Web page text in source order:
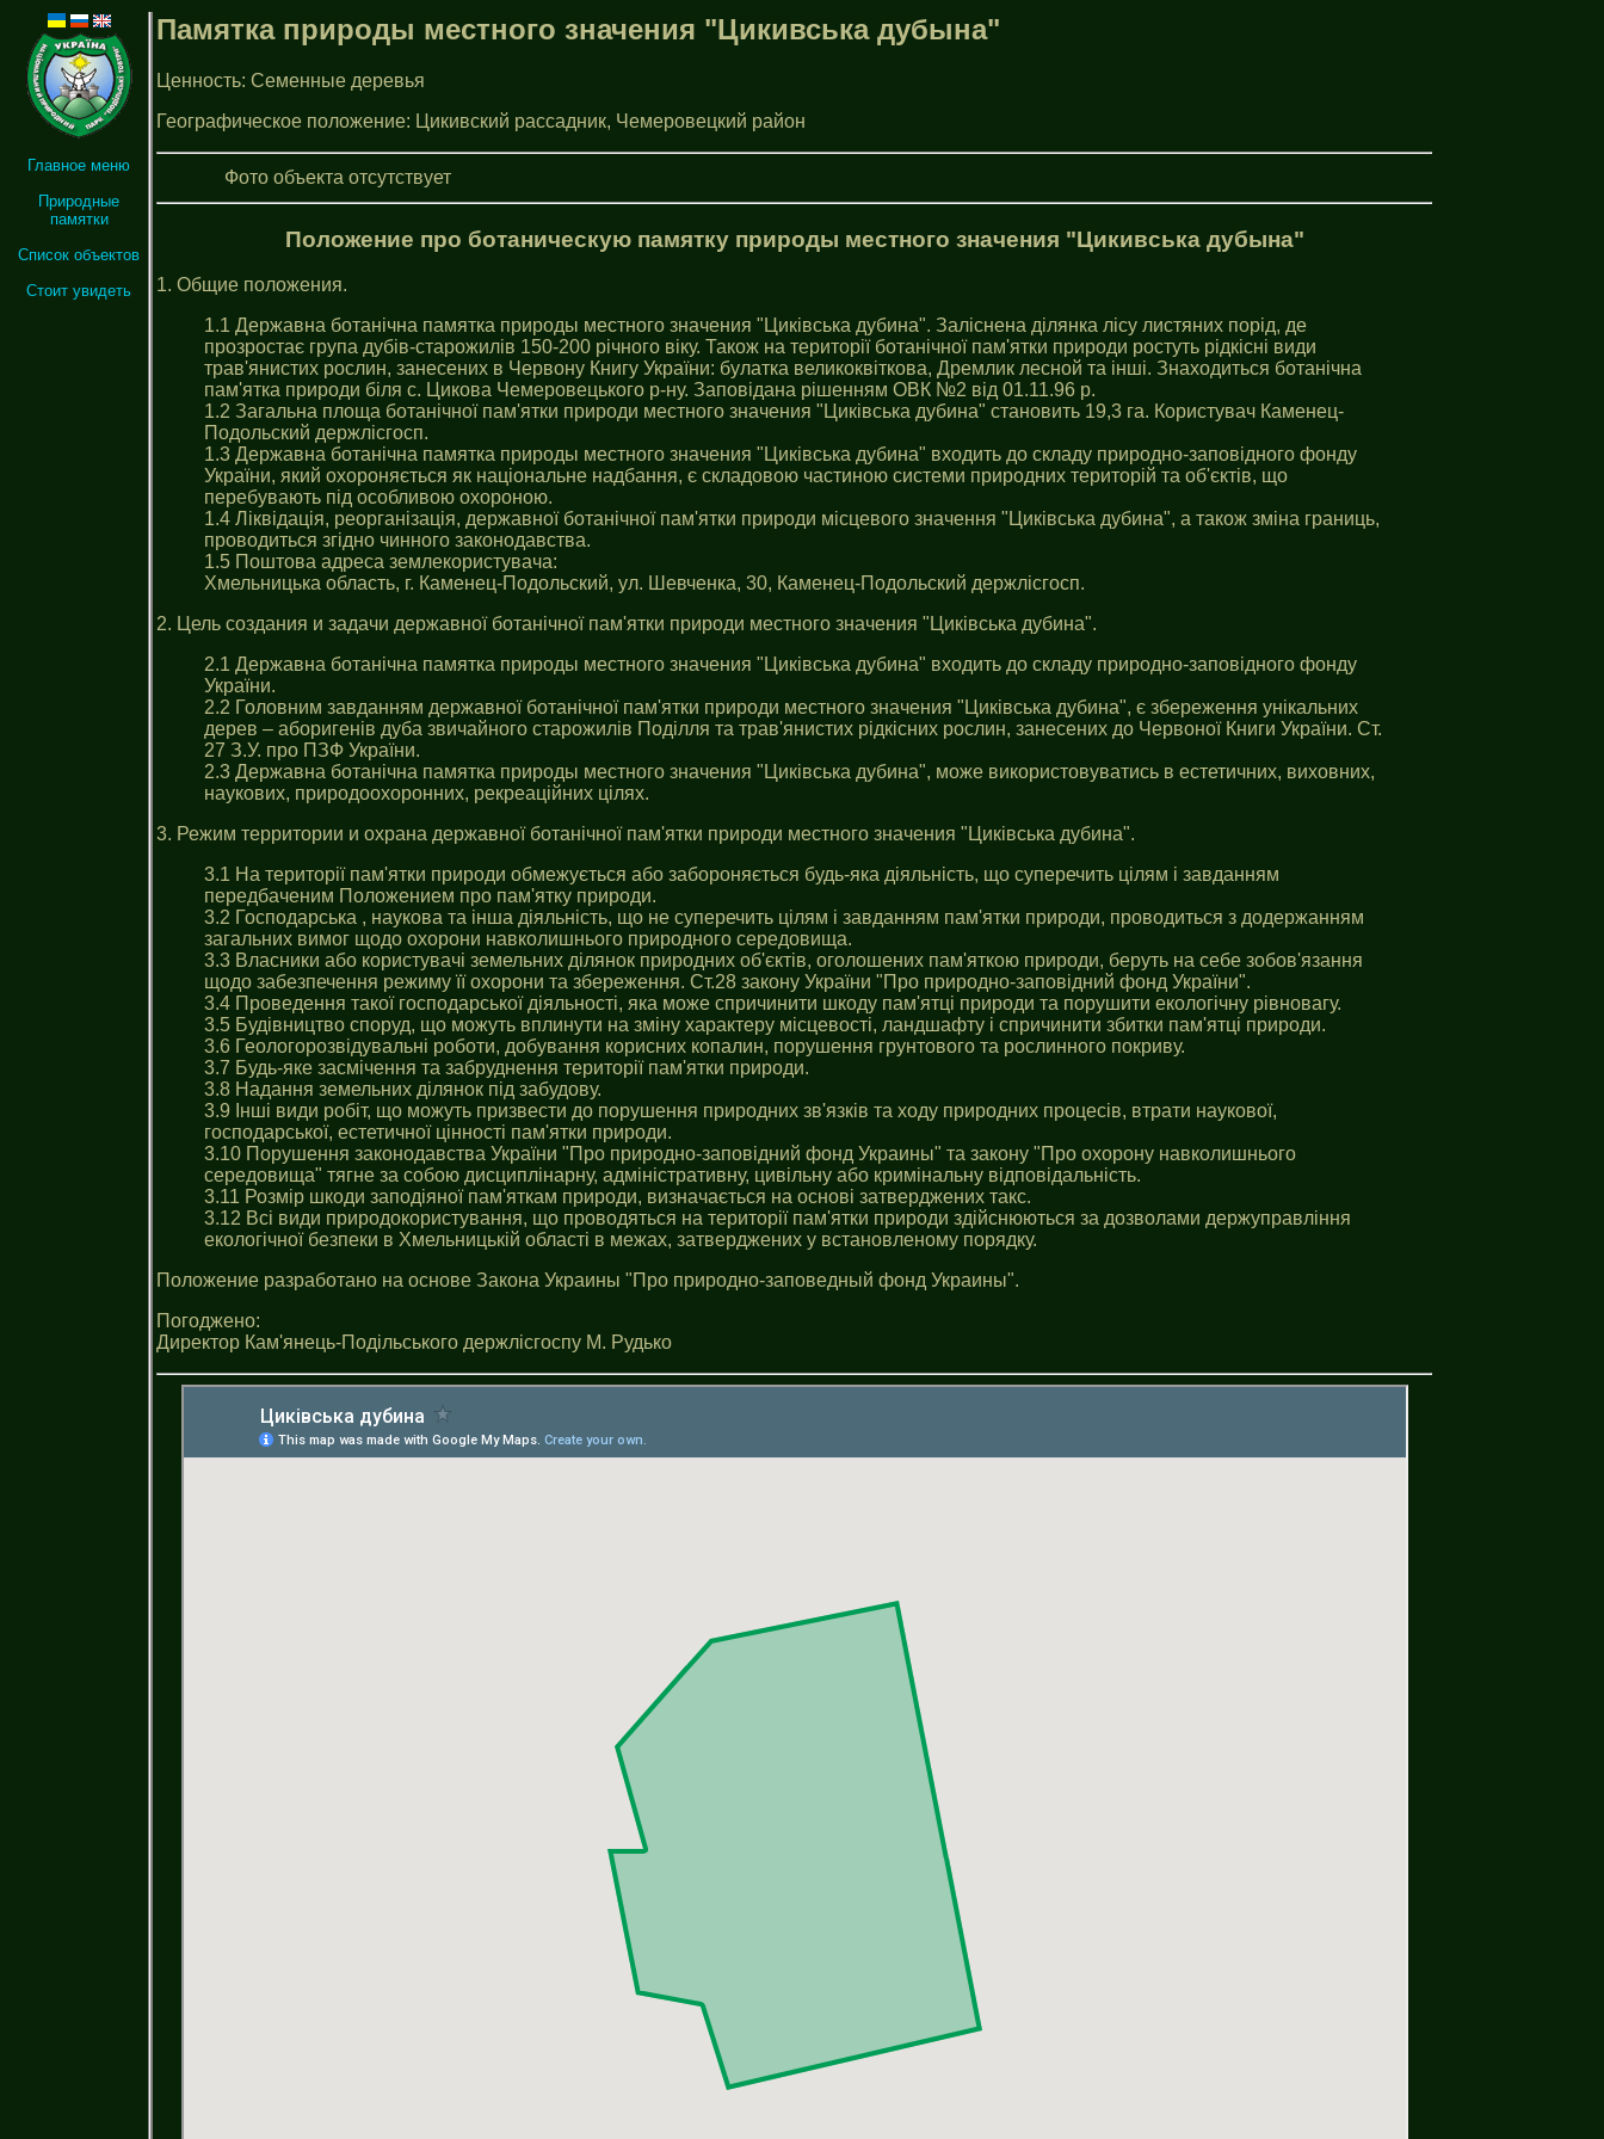
Главное меню
Природные
памятки
Список объектов
Стоит увидеть
Памятка природы местного значения "Цикивська дубына"
Ценность: Семенные деревья
Географическое положение: Цикивский рассадник, Чемеровецкий район
Фото объекта отсутствует
Положение про ботаническую памятку природы местного значения "Цикивська дубына"
1. Общие положения.
1.1 Державна ботанічна памятка природы местного значения "Цикiвська дубина". Залiснена ділянка лісу листяних порід, де
прозростає група дубiв-старожилiв 150-200 річного віку. Також на території ботанічної пам'ятки природи ростуть рідкісні види
трав'янистих рослин, занесених в Червону Книгу України: булатка великоквіткова, Дремлик лесной та інші. Знаходиться ботанічна
пам'ятка природи біля с. Цикова Чемеровецького р-ну. Заповідана рішенням ОВК №2 від 01.11.96 р.
1.2 Загальна площа ботанічної пам'ятки природи местного значения "Цикiвська дубина" становить 19,3 га. Користувач Каменец-
Подольский держлісгосп.
1.3 Державна ботанічна памятка природы местного значения "Цикiвська дубина" входить до складу природно-заповiдного фонду
України, який охороняється як національне надбання, є складовою частиною системи природних територій та об'єктів, що
перебувають під особливою охороною.
1.4 Ліквідація, реорганізація, державної ботанічної пам'ятки природи місцевого значення "Цикiвська дубина", а також зміна границь,
проводиться згідно чинного законодавства.
1.5 Поштова адреса землекористувача:
Хмельницька область, г. Каменец-Подольский, ул. Шевченка, 30, Каменец-Подольский держлісгосп.
2. Цель создания и задачи державної ботанічної пам'ятки природи местного значения "Цикiвська дубина".
2.1 Державна ботанічна памятка природы местного значения "Цикiвська дубина" входить до складу природно-заповiдного фонду
України.
2.2 Головним завданням державної ботанічної пам'ятки природи местного значения "Цикiвська дубина", є збереження унікальних
дерев – аборигенів дуба звичайного старожилів Поділля та трав'янистих рідкісних рослин, занесених до Червоної Книги України. Ст.
27 З.У. про ПЗФ України.
2.3 Державна ботанічна памятка природы местного значения "Цикiвська дубина", може використовуватись в естетичних, виховних,
наукових, природоохоронних, рекреаційних цілях.
3. Режим территории и охрана державної ботанічної пам'ятки природи местного значения "Цикiвська дубина".
3.1 На території пам'ятки природи обмежується або забороняється будь-яка діяльність, що суперечить цілям i завданням
передбаченим Положением про пам'ятку природи.
3.2 Господарська , наукова та інша діяльність, що не суперечить цілям i завданням пам'ятки природи, проводиться з додержанням
загальних вимог щодо охорони навколишнього природного середовища.
3.3 Власники або користувачі земельних ділянок природних об'єктів, оголошених пам'яткою природи, беруть на себе зобов'язання
щодо забезпечення режиму її охорони та збереження. Ст.28 закону України "Про природно-заповiдний фонд України".
3.4 Проведення такої господарської діяльності, яка може спричинити шкоду пам'ятці природи та порушити екологічну рівновагу.
3.5 Будівництво споруд, що можуть вплинути на зміну характеру місцевості, ландшафту i спричинити збитки пам'ятці природи.
3.6 Геологорозвідувальні роботи, добування корисних копалин, порушення грунтового та рослинного покриву.
3.7 Будь-яке засмічення та забруднення території пам'ятки природи.
3.8 Надання земельних ділянок під забудову.
3.9 Інші види робіт, що можуть призвести до порушення природних зв'язків та ходу природних процесів, втрати наукової,
господарської, естетичної цінності пам'ятки природи.
3.10 Порушення законодавства України "Про природно-заповідний фонд Украины" та закону "Про охорону навколишнього
середовища" тягне за собою дисциплінарну, адміністративну, цивільну або кримінальну відповідальність.
3.11 Розмір шкоди заподіяної пам'яткам природи, визначається на основі затверджених такс.
3.12 Всі види природокористування, що проводяться на території пам'ятки природи здійснюються за дозволами держуправління
екологічної безпеки в Хмельницькiй області в межах, затверджених у встановленому порядку.
Положение разработано на основе Закона Украины "Про природно-заповедный фонд Украины".
Погоджено:
Директор Кам'янець-Подільського держлісгоспу М. Рудько